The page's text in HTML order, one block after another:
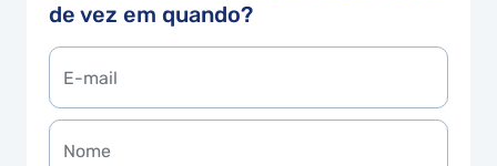
de vez em quando?